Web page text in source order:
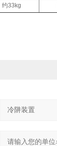
约33kg